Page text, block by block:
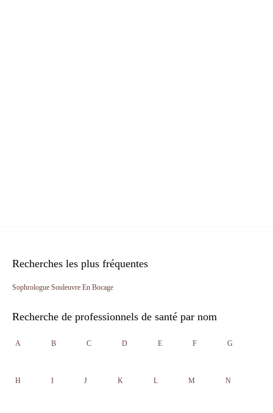
Recherches les plus fréquentes
Sophrologue Souleuvre En Bocage
Recherche de professionnels de santé par nom
A B C D E F G
H I J K L M N